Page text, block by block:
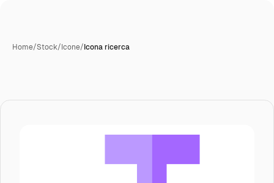
Home/Stock/Icone/Icona ricerca